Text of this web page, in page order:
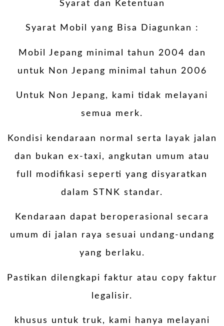
Syarat dan Ketentuan
Syarat Mobil yang Bisa Diagunkan :
Mobil Jepang minimal tahun 2004 dan
untuk Non Jepang minimal tahun 2006
Untuk Non Jepang, kami tidak melayani
semua merk.
Kondisi kendaraan normal serta layak jalan
dan bukan ex-taxi, angkutan umum atau
full modifikasi seperti yang disyaratkan
dalam STNK standar.
Kendaraan dapat beroperasional secara
umum di jalan raya sesuai undang-undang
yang berlaku.
Pastikan dilengkapi faktur atau copy faktur
legalisir.
khusus untuk truk, kami hanya melayani